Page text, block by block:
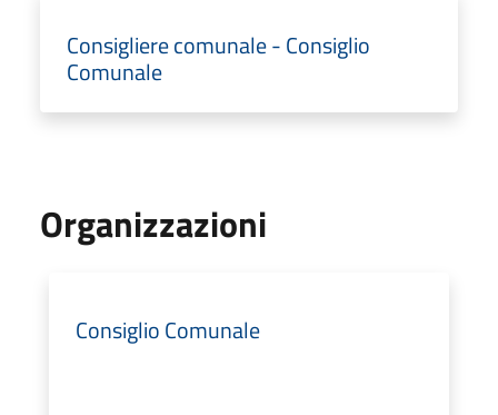
Consigliere comunale - Consiglio
Comunale
Organizzazioni
Consiglio Comunale